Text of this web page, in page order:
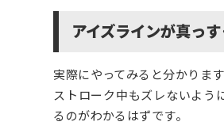
アイズラインが真っ
実際にやってみると分かりま
ストローク中もズレないよう
るのがわかるはずです。